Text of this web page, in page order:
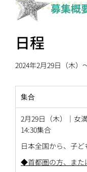
募集概
日程
2024年2月29日（木）
集合
2月29日（木）｜ 女
14:30集合
日本全国から、子ど
◆首都圏の方、また